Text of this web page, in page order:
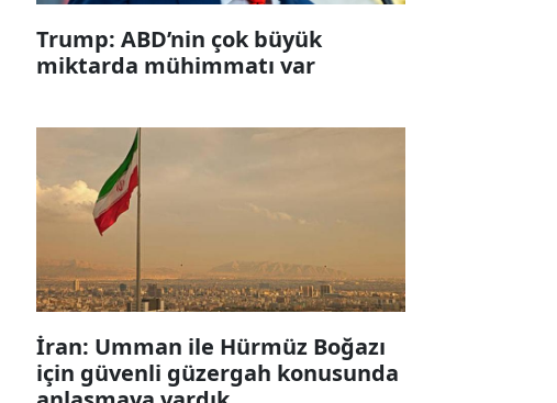
Trump: ABD’nin çok büyük
miktarda mühimmatı var
İran: Umman ile Hürmüz Boğazı
için güvenli güzergah konusunda